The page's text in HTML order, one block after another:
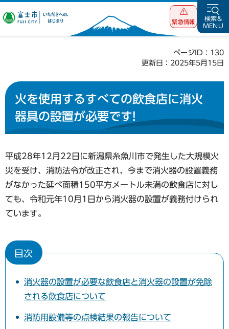
富士市 いただ
緊急情報
検索&
MENU
ページID：130
更新日：2025年5月15日
火を使用するすべての飲食店に消火
器具の設置が必要です!
平成28年12月22日に新潟県糸魚川市で発生した大規模火
災を受け、消防法令が改正され、今まで消火器の設置義務
がなかった延べ面積150平方メートル未満の飲食店に対し
ても、令和元年10月1日から消火器の設置が義務付けられ
ています。
目次
消火器の設置が必要な飲食店と消火器の設置が免除
される飲食店について
消防用設備等の点検結果の報告について